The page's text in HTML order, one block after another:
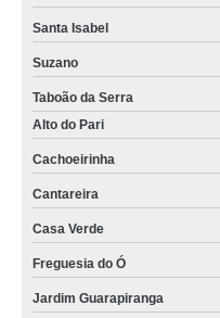
Santa Isabel
Suzano
Taboão da Serra
Alto do Pari
Cachoeirinha
Cantareira
Casa Verde
Freguesia do Ó
Jardim Guarapiranga